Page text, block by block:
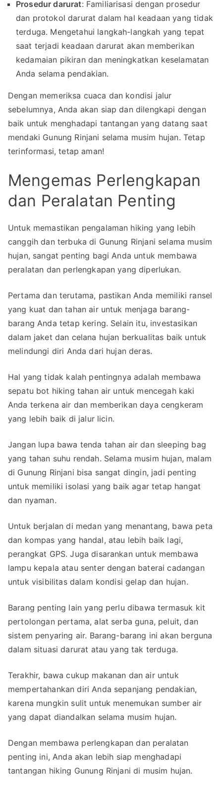
Prosedur darurat: Familiarisasi dengan prosedur
dan protokol darurat dalam hal keadaan yang tidak
terduga. Mengetahui langkah-langkah yang tepat
saat terjadi keadaan darurat akan memberikan
kedamaian pikiran dan meningkatkan keselamatan
Anda selama pendakian.
Dengan memeriksa cuaca dan kondisi jalur
sebelumnya, Anda akan siap dan dilengkapi dengan
baik untuk menghadapi tantangan yang datang saat
mendaki Gunung Rinjani selama musim hujan. Tetap
terinformasi, tetap aman!
Mengemas Perlengkapan
dan Peralatan Penting
Untuk memastikan pengalaman hiking yang lebih
canggih dan terbuka di Gunung Rinjani selama musim
hujan, sangat penting bagi Anda untuk membawa
peralatan dan perlengkapan yang diperlukan.
Pertama dan terutama, pastikan Anda memiliki ransel
yang kuat dan tahan air untuk menjaga barang-
barang Anda tetap kering. Selain itu, investasikan
dalam jaket dan celana hujan berkualitas baik untuk
melindungi diri Anda dari hujan deras.
Hal yang tidak kalah pentingnya adalah membawa
sepatu bot hiking tahan air untuk mencegah kaki
Anda terkena air dan memberikan daya cengkeram
yang lebih baik di jalur licin.
Jangan lupa bawa tenda tahan air dan sleeping bag
yang tahan suhu rendah. Selama musim hujan, malam
di Gunung Rinjani bisa sangat dingin, jadi penting
untuk memiliki isolasi yang baik agar tetap hangat
dan nyaman.
Untuk berjalan di medan yang menantang, bawa peta
dan kompas yang handal, atau lebih baik lagi,
perangkat GPS. Juga disarankan untuk membawa
lampu kepala atau senter dengan baterai cadangan
untuk visibilitas dalam kondisi gelap dan hujan.
Barang penting lain yang perlu dibawa termasuk kit
pertolongan pertama, alat serba guna, peluit, dan
sistem penyaring air. Barang-barang ini akan berguna
dalam situasi darurat atau yang tak terduga.
Terakhir, bawa cukup makanan dan air untuk
mempertahankan diri Anda sepanjang pendakian,
karena mungkin sulit untuk menemukan sumber air
yang dapat diandalkan selama musim hujan.
Dengan membawa perlengkapan dan peralatan
penting ini, Anda akan lebih siap menghadapi
tantangan hiking Gunung Rinjani di musim hujan.